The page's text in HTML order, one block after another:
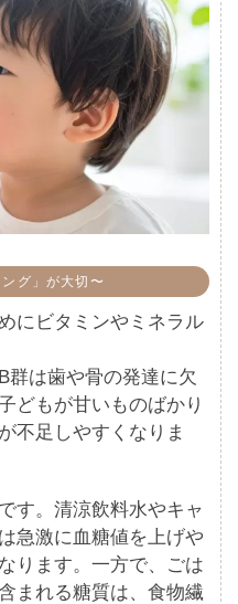
グ」が大切〜
にビタミンやミネラル
群は歯や骨の発達に欠
どもが甘いものばかり
不足しやすくなりま
す。清涼飲料水やキャ
急激に血糖値を上げや
ります。一方で、ごは
まれる糖質は、食物繊